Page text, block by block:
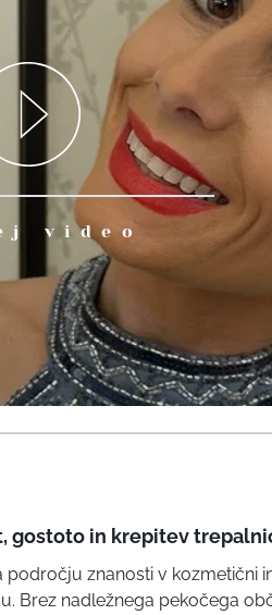
video
gostoto in krepitev
področju znanosti v kozmetični
Brez nadležnega pekočega